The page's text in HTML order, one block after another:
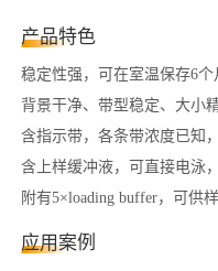
产品特色
稳定性强，可在室温保存6个
背景干净、带型稳定、大小
含指示带，各条带浓度已知
含上样缓冲液，可直接电泳
附有5×loading buffer，可供
应用案例